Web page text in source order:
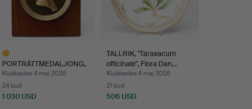
PORTRÄTTMEDALJONG,
föreställande Karl XIV …
Klubbades 4 maj 2026
24 bud
1 030 USD
TALLRIK, "Taraxacum
officinale", Flora Dan…
Klubbades 4 maj 2026
21 bud
506 USD